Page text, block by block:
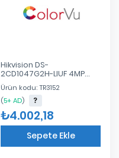
Hikvision DS-
2CD1047G2H-LIUF 4MP
2.8mm ColorVu + Akıllı
Hibrit (Dahili Mik.H265+)
Ürün kodu: TR3152
(5+ AD)
₺4.002,18
Sepete Ekle